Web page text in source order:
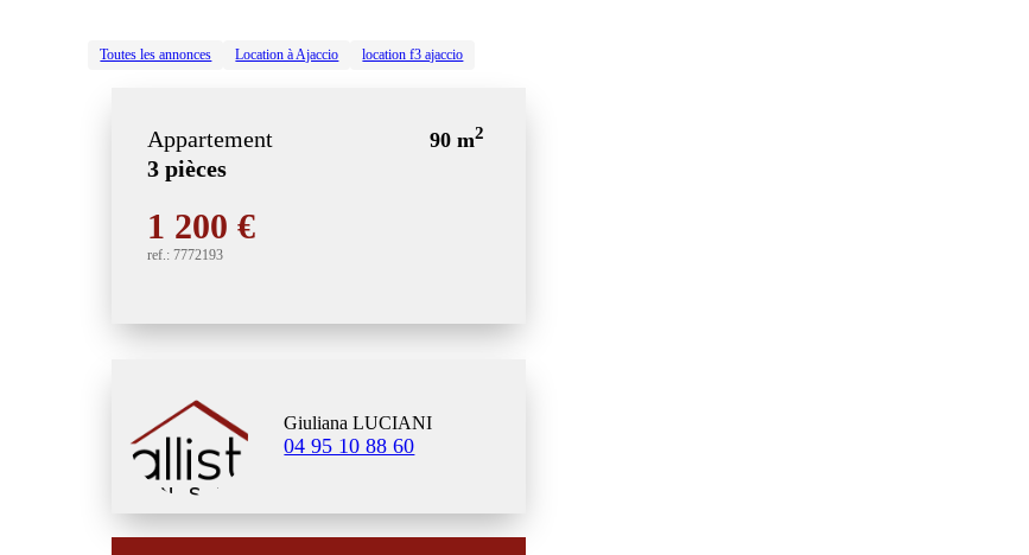
Toutes les annonces Location à Ajaccio location f3 ajaccio
Appartement 90 m2
3 pièces
1 200 €
ref.: 7772193
Giuliana LUCIANI
04 95 10 88 60